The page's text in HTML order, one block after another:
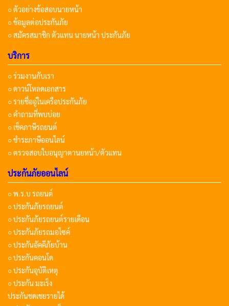
○ ตัวอย่างข้อสอบนายหน้า
○ ข้อมูลต่อประกันภัย
○ สมัครสมาชิก ตัวแทน นายหน้า ประกันภัย
บริการ
○ ร่วมงานกับเรา
○ ดาวน์โหลดเอกสาร
○ รายชื่ออู่ในเครือประกันภัย
○ คำถามที่พบบ่อย
○ เช็คภาษีรถยนต์
○ ชำระภาษีออนไลน์
○ ตรวจสอบใบอนุญาตานยหน้า/ตัวแทน
ประกันภัยออนไลน์
○ พ.ร.บ รถยนต์
○ ประกันภัยรถยนต์
○ ประกันภัยรถยนต์รายเดือน
○ ประกันภัยรถมอไซค์
○ ประกันอัคคีภัยบ้าน
○ ประกันคอนโด
○ ประกันอุบัติเหตุ
○ ประกัน มะเร็ง
ประกันชดเชยรายได้